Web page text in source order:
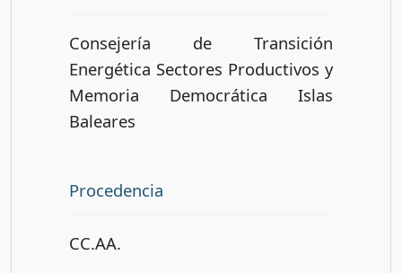
Consejería de Transición
Energética Sectores Productivos y
Memoria Democrática Islas
Baleares
Procedencia
CC.AA.